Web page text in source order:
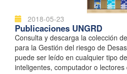
2018-05-23
Publicaciones UNGRD
Consulta y descarga la colección
para la Gestión del riesgo de
puede ser leído en cualquier tipo
inteligentes, computador o